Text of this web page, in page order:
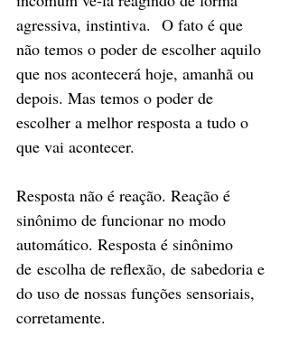
agressiva, instintiva.  O fato é que
não temos o poder de escolher aquilo
que nos acontecerá hoje, amanhã ou
depois. Mas temos o poder de
escolher a melhor resposta a tudo o
que vai acontecer.
Resposta não é reação. Reação é
sinônimo de funcionar no modo
automático. Resposta é sinônimo
de escolha de reflexão, de sabedoria e
do uso de nossas funções sensoriais,
corretamente.